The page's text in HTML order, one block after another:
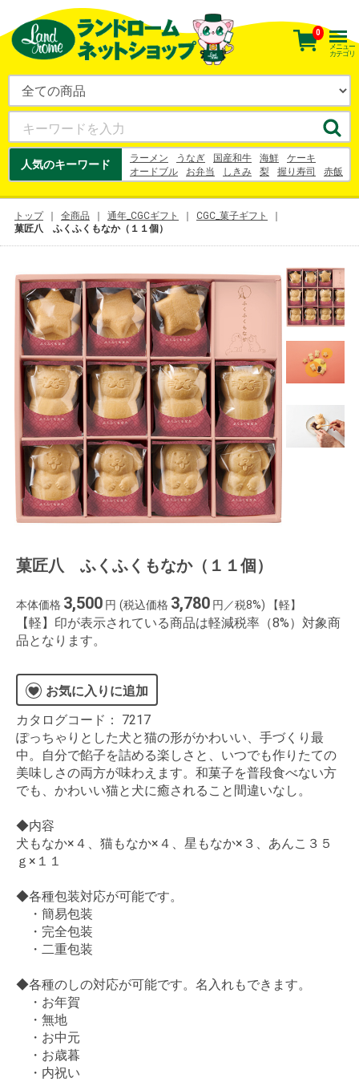
人気のキーワード ラーメン うなぎ 国産和牛 海鮮
ケーキ
オードブル
お弁当 しきみ 梨 握り寿司
赤飯
お寿司
花束 刺身 うなぎ 梨
幸水
シュークリーム
お中元 ヨーグルト
0
メニュー
カテゴリ
トップ 全商品 通年_CGCギフト
CGC_菓子ギフト
菓匠八 ふくふくもなか（１１個）
菓匠八 ふくふくもなか（１１個）
本体価格 3,500 円 (税込価格 3,780 円／税8%) 【軽】
【軽】印が表示されている商品は軽減税率（8%）対象商
品となります。
お気に入りに追加
カタログコード： 7217
ぽっちゃりとした犬と猫の形がかわいい、手づくり最
中。自分で餡子を詰める楽しさと、いつでも作りたての
美味しさの両方が味わえます。和菓子を普段食べない方
でも、かわいい猫と犬に癒されること間違いなし。
◆内容
犬もなか×４、猫もなか×４、星もなか×３、あんこ３５
ｇ×１１
◆各種包装対応が可能です。
・簡易包装
・完全包装
・二重包装
◆各種のしの対応が可能です。名入れもできます。
・お年賀
・無地
・お中元
・お歳暮
・内祝い